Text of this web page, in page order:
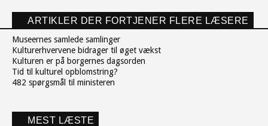
ARTIKLER DER FORTJENER FLERE LÆSERE
Museernes samlede samlinger
Kulturerhvervene bidrager til øget vækst
Kulturen er på borgernes dagsorden
Tid til kulturel opblomstring?
482 spørgsmål til ministeren
MEST LÆSTE